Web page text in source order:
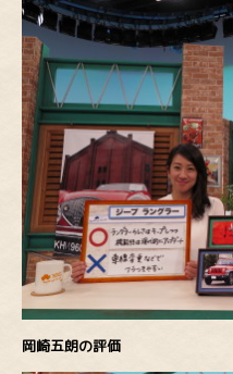
岡崎五朗の評価